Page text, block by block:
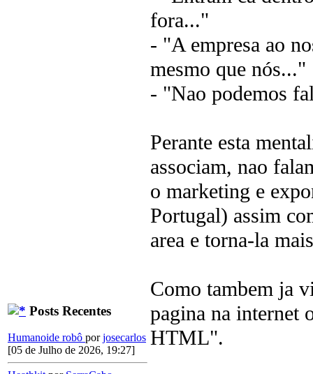
Posts Recentes
Humanoide robô porjosecarlos
[05 de Julho de 2026, 19:27]
fora..."
- "A empresa ao
mesmo que nós..."
- "Nao podemos
Perante esta
associam, nao
o marketing e
Portugal) assim
area e torna-la
Como tambem ja
pagina na internet
HTML".